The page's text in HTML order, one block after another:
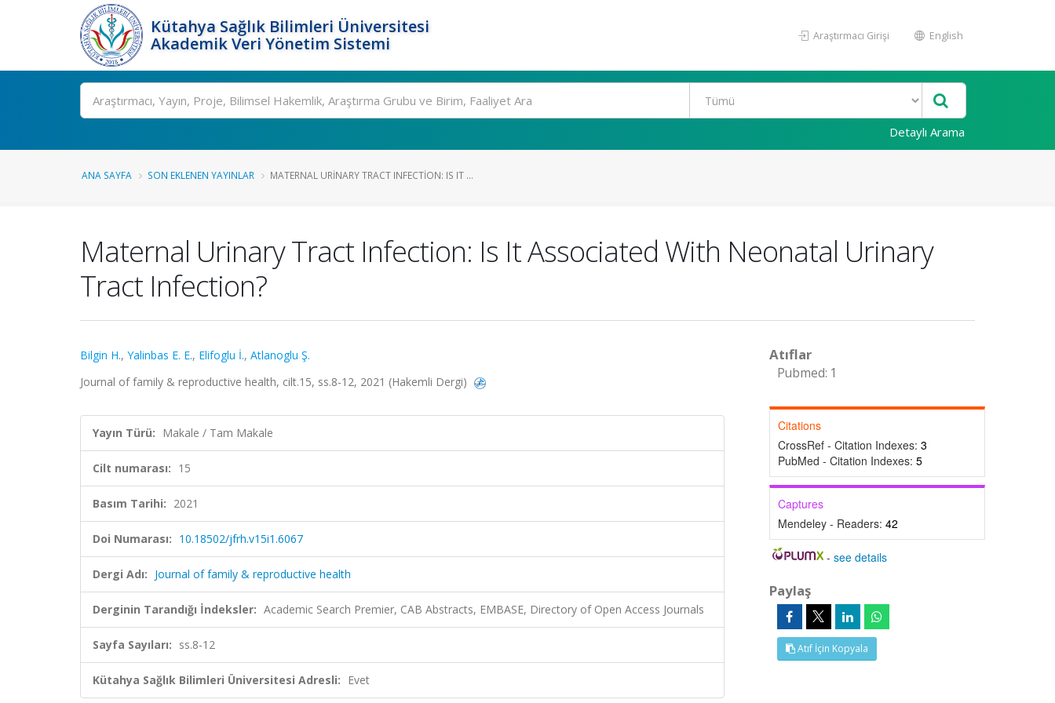
Kütahya Sağlık Bilimleri Üniversitesi
Akademik Veri Yönetim Sistemi
Araştırmacı Girişi English
Ara
Detaylı Arama
ANA SAYFA SON EKLENEN YAYINLAR MATERNAL URINARY TRACT INFECTION: IS IT ...
Maternal Urinary Tract Infection: Is It Associated With Neonatal Urinary
Tract Infection?
Bilgin H., Yalinbas E. E., Elifoglu İ., Atlanoglu Ş.
Journal of family & reproductive health, cilt.15, ss.8-12, 2021 (Hakemli Dergi)
Yayın Türü: Makale / Tam Makale
Cilt numarası: 15
Basım Tarihi: 2021
Doi Numarası: 10.18502/jfrh.v15i1.6067
Dergi Adı: Journal of family & reproductive health
Derginin Tarandığı İndeksler: Academic Search Premier, CAB Abstracts, EMBASE, Directory of Open Access Journals
Sayfa Sayıları: ss.8-12
Kütahya Sağlık Bilimleri Üniversitesi Adresli: Evet
Atıflar
Pubmed: 1
Citations
CrossRef - Citation Indexes: 3
PubMed - Citation Indexes: 5
Captures
Mendeley - Readers: 42
-see details
Paylaş
Atıf İçin Kopyala